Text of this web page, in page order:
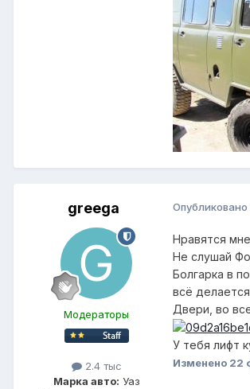
greega
Модераторы
2.4 тыс
Марка авто: Уаз
Опубликовано
Нравятся
Не слушай
Болгарка в
всё
Двери, во
У тебя лифт
Изменено 22